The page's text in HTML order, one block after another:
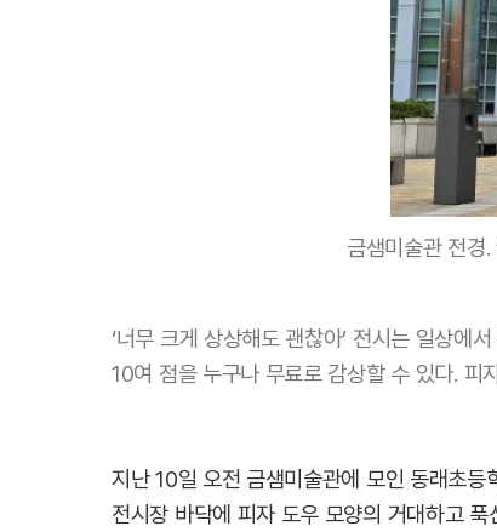
금샘미술관 전경
‘너무 크게 상상해도 괜찮아’ 전시는 일상에
10여 점을 누구나 무료로 감상할 수 있다. 피
지난 10일 오전 금샘미술관에 모인 동래초등
전시장 바닥에 피자 도우 모양의 거대하고